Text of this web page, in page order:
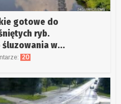
gotowe do
ryb.
w...
20